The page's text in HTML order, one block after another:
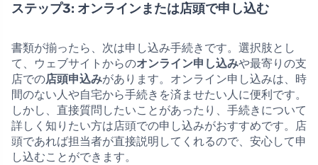
ステップ3: オンラインまたは店頭で申し込む
書類が揃ったら、次は申し込み手続きです。選択肢とし
て、ウェブサイトからのオンライン申し込みや最寄りの支
店での店頭申込みがあります。オンライン申し込みは、時
間のない人や自宅から手続きを済ませたい人に便利です。
しかし、直接質問したいことがあったり、手続きについて
詳しく知りたい方は店頭での申し込みがおすすめです。店
頭であれば担当者が直接説明してくれるので、安心して申
し込むことができます。